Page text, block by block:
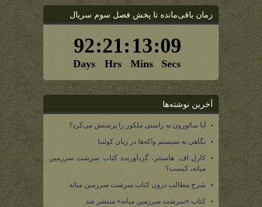
زمان باقی‌مانده تا پخش فصل سوم سریال
آخرین نوشته‌ها
آیا سائورون به راستی ملکور را پرستش می‌کرد؟
نگاهی به سیستم واکه‌ها در زبان کوئنیا
کارل اف. هاستتر، گردآورنده کتاب سرشت سرزمین
میانه، کیست؟
شرح مطالب درون کتاب سرشت سرزمین میانه
کتاب «سرشت سرزمین میانه» منتشر شد